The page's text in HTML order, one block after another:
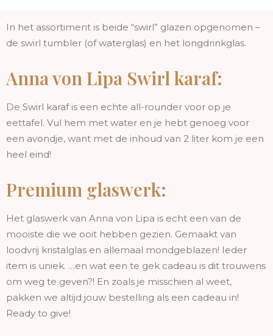
In het assortiment is beide “swirl” glazen opgenomen –
de swirl tumbler (of waterglas) en het longdrinkglas.
Anna von Lipa Swirl karaf:
De Swirl karaf is een echte all-rounder voor op je
eettafel. Vul hem met water en je hebt genoeg voor
een avondje, want met de inhoud van 2 liter kom je een
heel eind!
Premium glaswerk:
Het glaswerk van Anna von Lipa is echt een van de
mooiste die we ooit hebben gezien. Gemaakt van
loodvrij kristalglas en allemaal mondgeblazen! Ieder
item is uniek. …en wat een te gek cadeau is dit trouwens
om weg te geven?! En zoals je misschien al weet,
pakken we altijd jouw bestelling als een cadeau in!
Ready to give!